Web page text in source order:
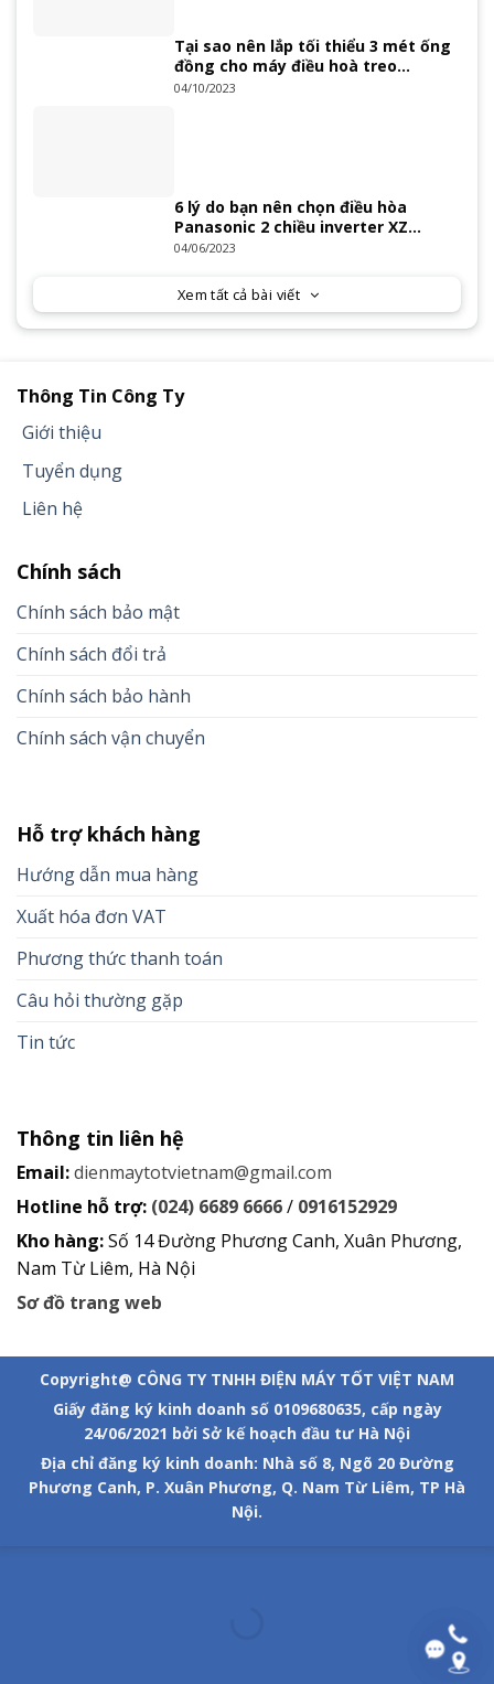
Tại sao nên lắp tối thiểu 3 mét ống
đồng cho máy điều hoà treo
tường?
04/10/2023
6 lý do bạn nên chọn điều hòa
Panasonic 2 chiều inverter XZ
Series 2023
04/06/2023
Xem tất cả bài viết
Thông Tin Công Ty
Giới thiệu
Tuyển dụng
Liên hệ
Chính sách
Chính sách bảo mật
Chính sách đổi trả
Chính sách bảo hành
Chính sách vận chuyển
Hỗ trợ khách hàng
Hướng dẫn mua hàng
Xuất hóa đơn VAT
Phương thức thanh toán
Câu hỏi thường gặp
Tin tức
Thông tin liên hệ
Email:dienmaytotvietnam@gmail.com
Hotline hỗ trợ: (024) 6689 6666/ 0916152929
Kho hàng:Số 14 Đường Phương Canh, Xuân Phương,
Nam Từ Liêm, Hà Nội
Sơ đồ trang web
Copyright@ CÔNG TY TNHH ĐIỆN MÁY TỐT VIỆT NAM
Giấy đăng ký kinh doanh số 0109680635, cấp ngày
24/06/2021 bởi Sở kế hoạch đầu tư Hà Nội
Địa chỉ đăng ký kinh doanh: Nhà số 8, Ngõ 20 Đường
Phương Canh, P. Xuân Phương, Q. Nam Từ Liêm, TP Hà
Nội.